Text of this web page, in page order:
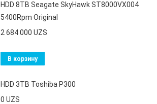
HDD 8TB Seagate SkyHawk ST8000VX004
5400Rpm Original
2 684 000 UZS
В корзину
HDD 3TB Toshiba P300
0 UZS